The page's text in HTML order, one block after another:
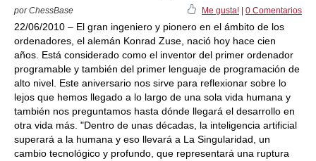
por ChessBase Me gusta! 0 Comentarios
22/06/2010 – El gran ingeniero y pionero en el ámbito de los
ordenadores, el alemán Konrad Zuse, nació hoy hace cien
años. Está considerado como el inventor del primer ordenador
programable y también del primer lenguaje de programación de
alto nivel. Este aniversario nos sirve para reflexionar sobre lo
lejos que hemos llegado a lo largo de una sola vida humana y
también nos preguntamos hasta dónde llegará el desarrollo en
otra vida más. "Dentro de unas décadas, la inteligencia artificial
superará a la humana y eso llevará a La Singularidad, un
cambio tecnológico y profundo, que representará una ruptura